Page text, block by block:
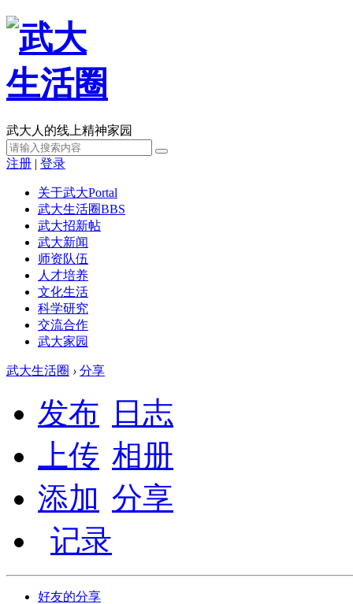
武大人的线上精神家园
注册 | 登录
关于武大Portal
武大生活圈BBS
武大招新帖
武大新闻
师资队伍
人才培养
文化生活
科学研究
交流合作
武大家园
武大生活圈 › 分享
发布
日志
上传 相册
添加 分享
记录
好友的分享